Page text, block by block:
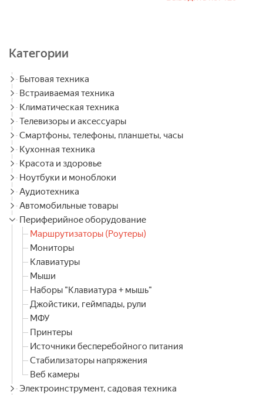
Категории
Бытовая техника
Встраиваемая техника
Климатическая техника
Телевизоры и аксессуары
Смартфоны, телефоны, планшеты, часы
Кухонная техника
Красота и здоровье
Ноутбуки и моноблоки
Аудиотехника
Автомобильные товары
Периферийное оборудование
Маршрутизаторы (Роутеры)
Мониторы
Клавиатуры
Мыши
Наборы "Клавиатура + мышь"
Джойстики, геймпады, рули
МФУ
Принтеры
Источники бесперебойного питания
Стабилизаторы напряжения
Веб камеры
Электроинструмент, садовая техника